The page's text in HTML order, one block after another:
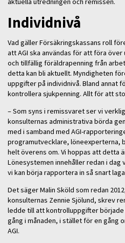
Individnivå
Vad gäller Försäkringskassans roll
att AGI ska användas för att föra
och tillfällig föräldrapenning från
detta kan bli aktuellt. Myndigheten
uppgifter på individnivå. Bland annat
kontrollera sjukpenning. Allt för att
– Som syns i remissvaret ser vi
konsulternas administrativa börda
med i samband med AGI-
programutvecklare, löneexperterna,
helt överens om. Vi hoppas att detta
Lönesystemen innehåller redan i
vi kan börja rapportera in så snart
Det säger Malin Sköld som redan
konsulternas Zennie Sjölund, skrev
ledde till att kontrolluppgifter
gång i månaden, i stället för en gång
AGI.